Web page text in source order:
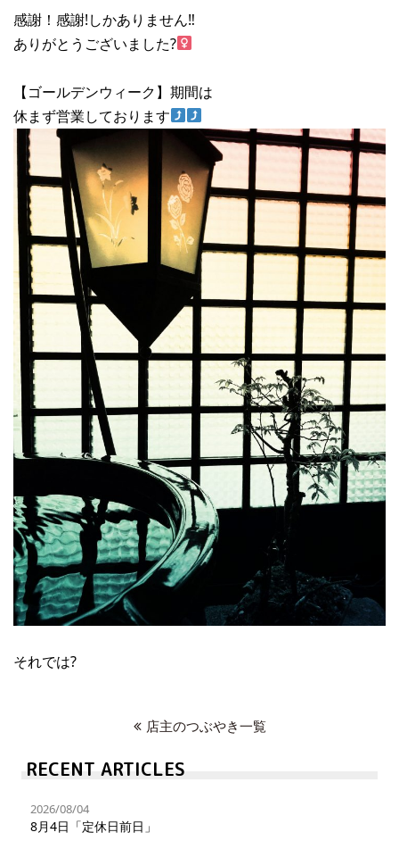
感謝！感謝!しかありません‼︎
ありがとうございました?‍
【ゴールデンウィーク】期間は
休まず営業しております
それでは?
店主のつぶやき一覧
RECENT ARTICLES
2026/08/04
8月4日「定休日前日」